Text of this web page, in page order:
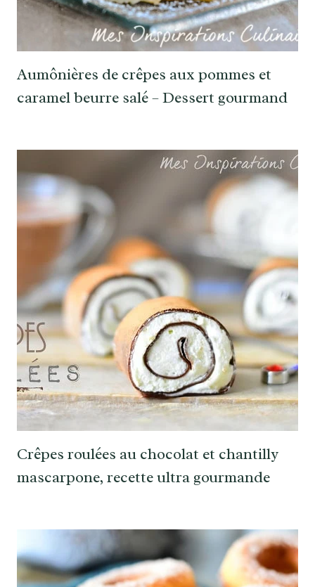
Aumônières de crêpes aux pommes et
caramel beurre salé – Dessert gourmand
Crêpes roulées au chocolat et chantilly
mascarpone, recette ultra gourmande